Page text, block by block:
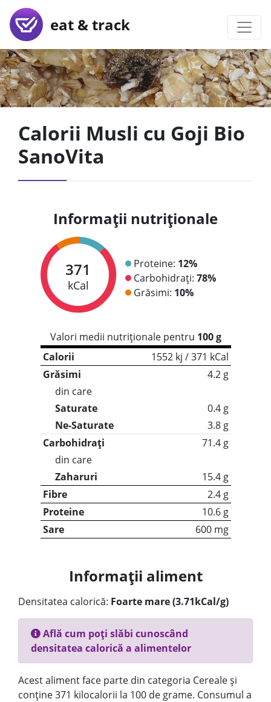
eat & track
Calorii Musli cu Goji Bio
SanoVita
Informații nutriționale
371
kCal
Proteine: 12%
Carbohidrați: 78%
Grăsimi: 10%
Valori medii nutriționale pentru 100 g
Calorii
1552 kj / 371 kCal
Grăsimi
4.2 g
din care
Saturate
0.4 g
Ne-Saturate
3.8 g
Carbohidrați
71.4 g
din care
Zaharuri
15.4 g
Fibre
2.4 g
Proteine
10.6 g
Sare
600 mg
Informații aliment
Densitatea calorică: Foarte mare (3.71kCal/g)
Află cum poți slăbi cunoscând
densitatea calorică a alimentelor
Acest aliment face parte din categoria Cereale și
conține 371 kilocalorii la 100 de grame. Consumul a